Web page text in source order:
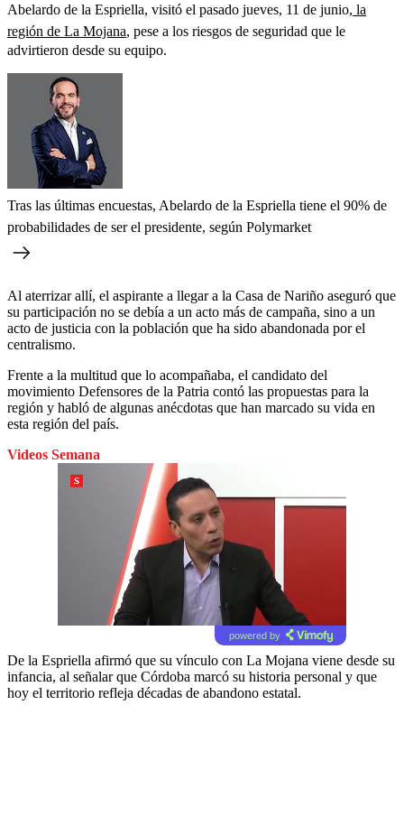
Abelardo de la Espriella, visitó el pasado jueves, 11 de junio, la
región de La Mojana, pese a los riesgos de seguridad que le
advirtieron desde su equipo.
Tras las últimas encuestas, Abelardo de la Espriella tiene el 90% de
probabilidades de ser el presidente, según Polymarket
Al aterrizar allí, el aspirante a llegar a la Casa de Nariño aseguró que
su participación no se debía a un acto más de campaña, sino a un
acto de justicia con la población que ha sido abandonada por el
centralismo.
Frente a la multitud que lo acompañaba, el candidato del
movimiento Defensores de la Patria contó las propuestas para la
región y habló de algunas anécdotas que han marcado su vida en
esta región del país.
Videos Semana
powered by
De la Espriella afirmó que su vínculo con La Mojana viene desde su
infancia, al señalar que Córdoba marcó su historia personal y que
hoy el territorio refleja décadas de abandono estatal.